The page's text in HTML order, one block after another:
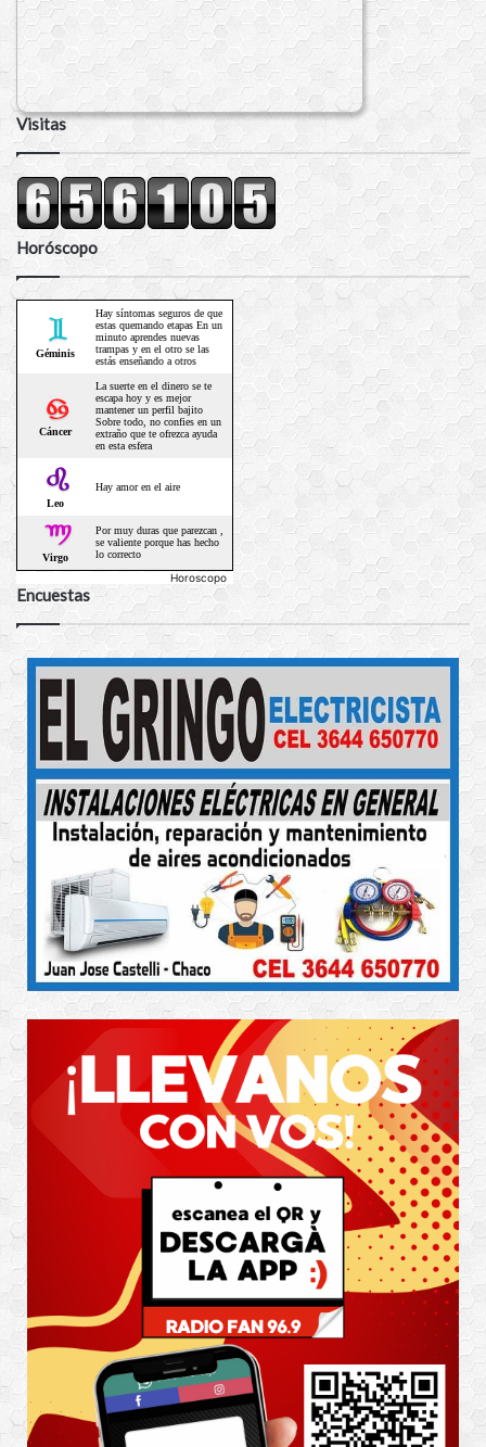
Visitas
Horóscopo
Horoscopo
Encuestas